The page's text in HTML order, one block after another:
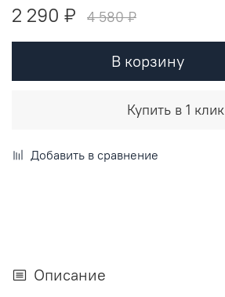
2 290 ₽
4 580 ₽
В корзину
Купить в 1 клик
Добавить в сравнение
Описание